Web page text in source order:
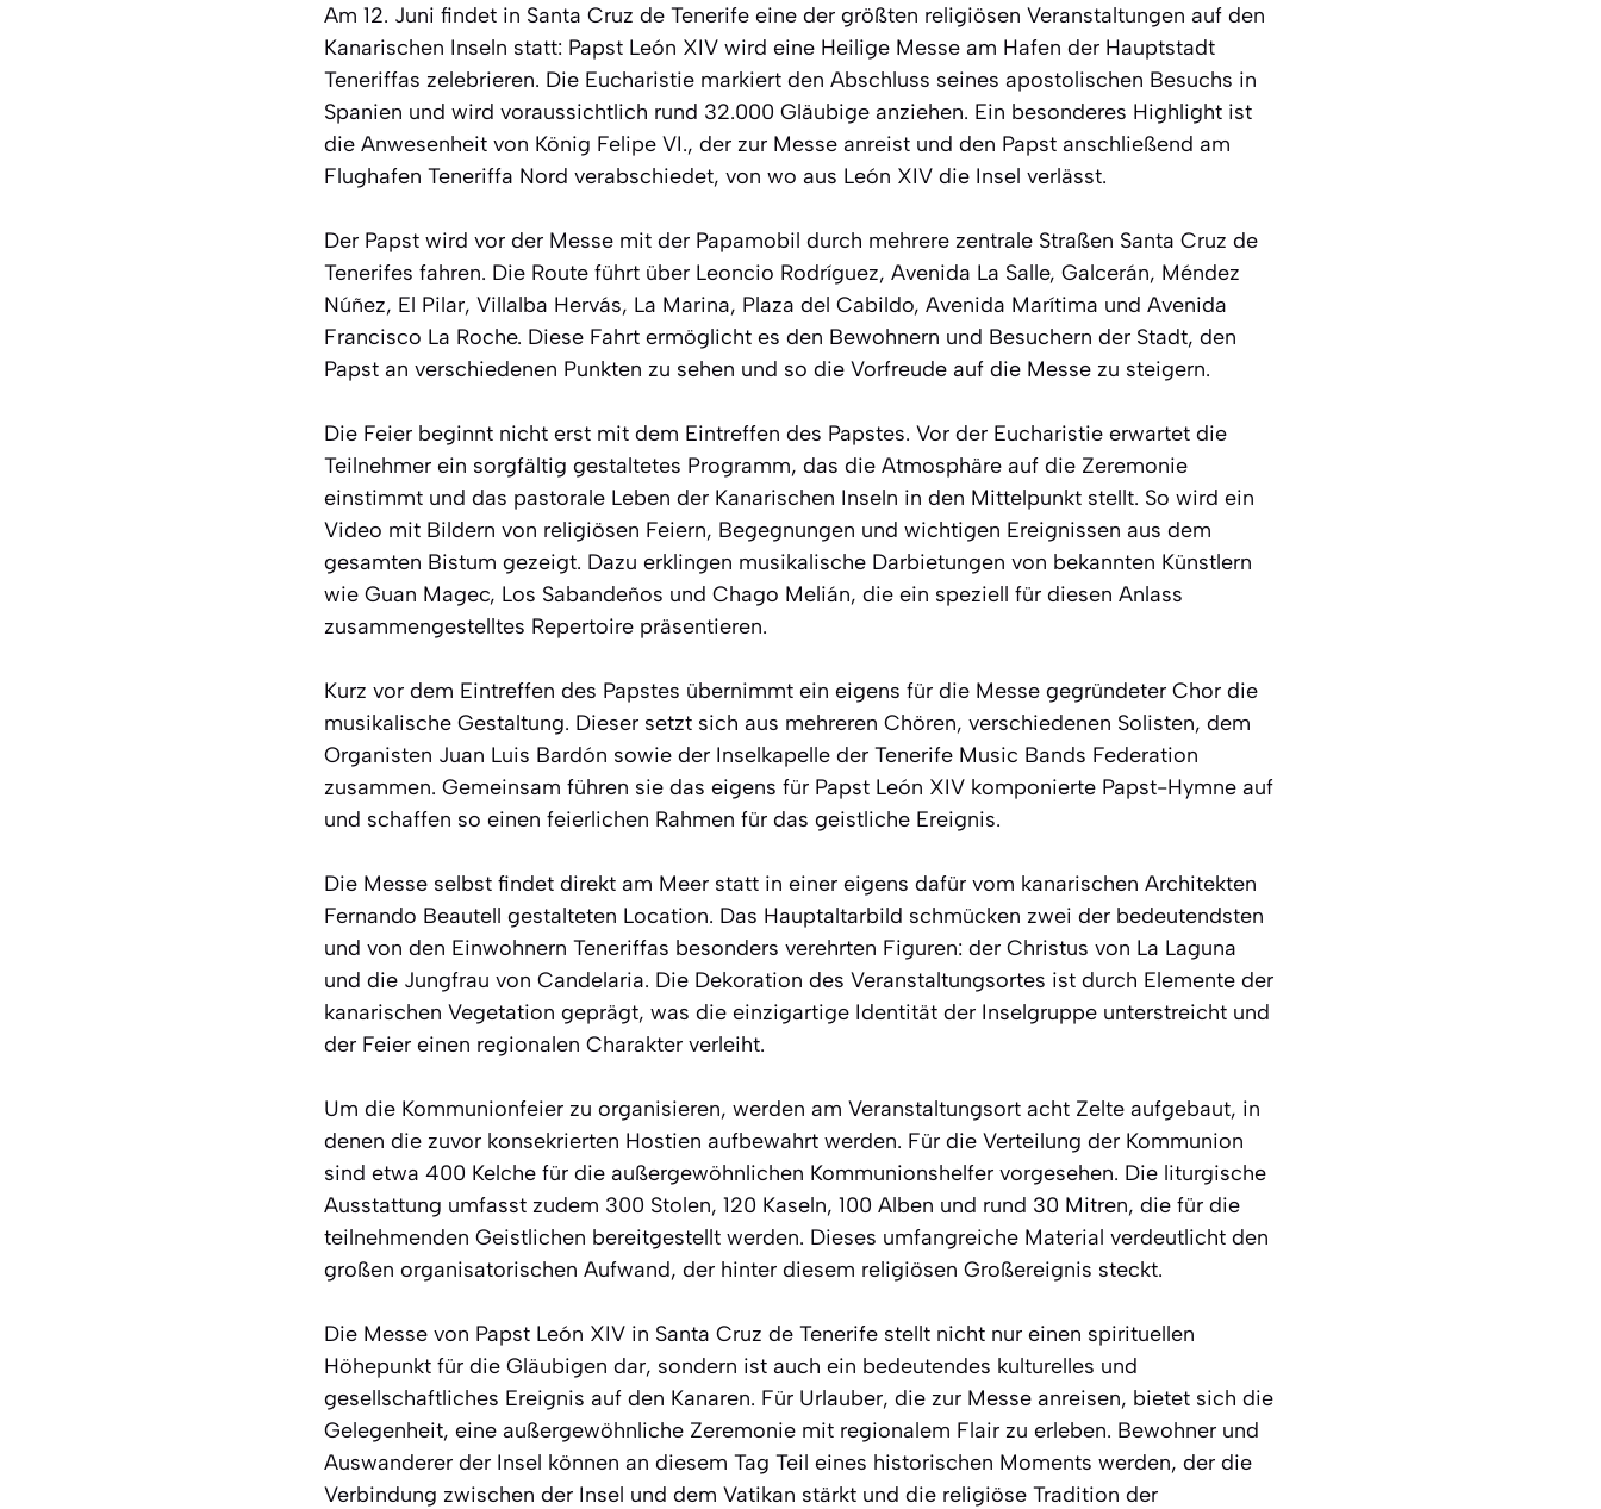
Am 12. Juni findet in Santa Cruz de Tenerife eine der größten religiösen Veranstaltungen auf den
Kanarischen Inseln statt: Papst León XIV wird eine Heilige Messe am Hafen der Hauptstadt
Teneriffas zelebrieren. Die Eucharistie markiert den Abschluss seines apostolischen Besuchs in
Spanien und wird voraussichtlich rund 32.000 Gläubige anziehen. Ein besonderes Highlight ist
die Anwesenheit von König Felipe VI., der zur Messe anreist und den Papst anschließend am
Flughafen Teneriffa Nord verabschiedet, von wo aus León XIV die Insel verlässt.
Der Papst wird vor der Messe mit der Papamobil durch mehrere zentrale Straßen Santa Cruz de
Tenerifes fahren. Die Route führt über Leoncio Rodríguez, Avenida La Salle, Galcerán, Méndez
Núñez, El Pilar, Villalba Hervás, La Marina, Plaza del Cabildo, Avenida Marítima und Avenida
Francisco La Roche. Diese Fahrt ermöglicht es den Bewohnern und Besuchern der Stadt, den
Papst an verschiedenen Punkten zu sehen und so die Vorfreude auf die Messe zu steigern.
Die Feier beginnt nicht erst mit dem Eintreffen des Papstes. Vor der Eucharistie erwartet die
Teilnehmer ein sorgfältig gestaltetes Programm, das die Atmosphäre auf die Zeremonie
einstimmt und das pastorale Leben der Kanarischen Inseln in den Mittelpunkt stellt. So wird ein
Video mit Bildern von religiösen Feiern, Begegnungen und wichtigen Ereignissen aus dem
gesamten Bistum gezeigt. Dazu erklingen musikalische Darbietungen von bekannten Künstlern
wie Guan Magec, Los Sabandeños und Chago Melián, die ein speziell für diesen Anlass
zusammengestelltes Repertoire präsentieren.
Kurz vor dem Eintreffen des Papstes übernimmt ein eigens für die Messe gegründeter Chor die
musikalische Gestaltung. Dieser setzt sich aus mehreren Chören, verschiedenen Solisten, dem
Organisten Juan Luis Bardón sowie der Inselkapelle der Tenerife Music Bands Federation
zusammen. Gemeinsam führen sie das eigens für Papst León XIV komponierte Papst-Hymne auf
und schaffen so einen feierlichen Rahmen für das geistliche Ereignis.
Die Messe selbst findet direkt am Meer statt in einer eigens dafür vom kanarischen Architekten
Fernando Beautell gestalteten Location. Das Hauptaltarbild schmücken zwei der bedeutendsten
und von den Einwohnern Teneriffas besonders verehrten Figuren: der Christus von La Laguna
und die Jungfrau von Candelaria. Die Dekoration des Veranstaltungsortes ist durch Elemente der
kanarischen Vegetation geprägt, was die einzigartige Identität der Inselgruppe unterstreicht und
der Feier einen regionalen Charakter verleiht.
Um die Kommunionfeier zu organisieren, werden am Veranstaltungsort acht Zelte aufgebaut, in
denen die zuvor konsekrierten Hostien aufbewahrt werden. Für die Verteilung der Kommunion
sind etwa 400 Kelche für die außergewöhnlichen Kommunionshelfer vorgesehen. Die liturgische
Ausstattung umfasst zudem 300 Stolen, 120 Kaseln, 100 Alben und rund 30 Mitren, die für die
teilnehmenden Geistlichen bereitgestellt werden. Dieses umfangreiche Material verdeutlicht den
großen organisatorischen Aufwand, der hinter diesem religiösen Großereignis steckt.
Die Messe von Papst León XIV in Santa Cruz de Tenerife stellt nicht nur einen spirituellen
Höhepunkt für die Gläubigen dar, sondern ist auch ein bedeutendes kulturelles und
gesellschaftliches Ereignis auf den Kanaren. Für Urlauber, die zur Messe anreisen, bietet sich die
Gelegenheit, eine außergewöhnliche Zeremonie mit regionalem Flair zu erleben. Bewohner und
Auswanderer der Insel können an diesem Tag Teil eines historischen Moments werden, der die
Verbindung zwischen der Insel und dem Vatikan stärkt und die religiöse Tradition der